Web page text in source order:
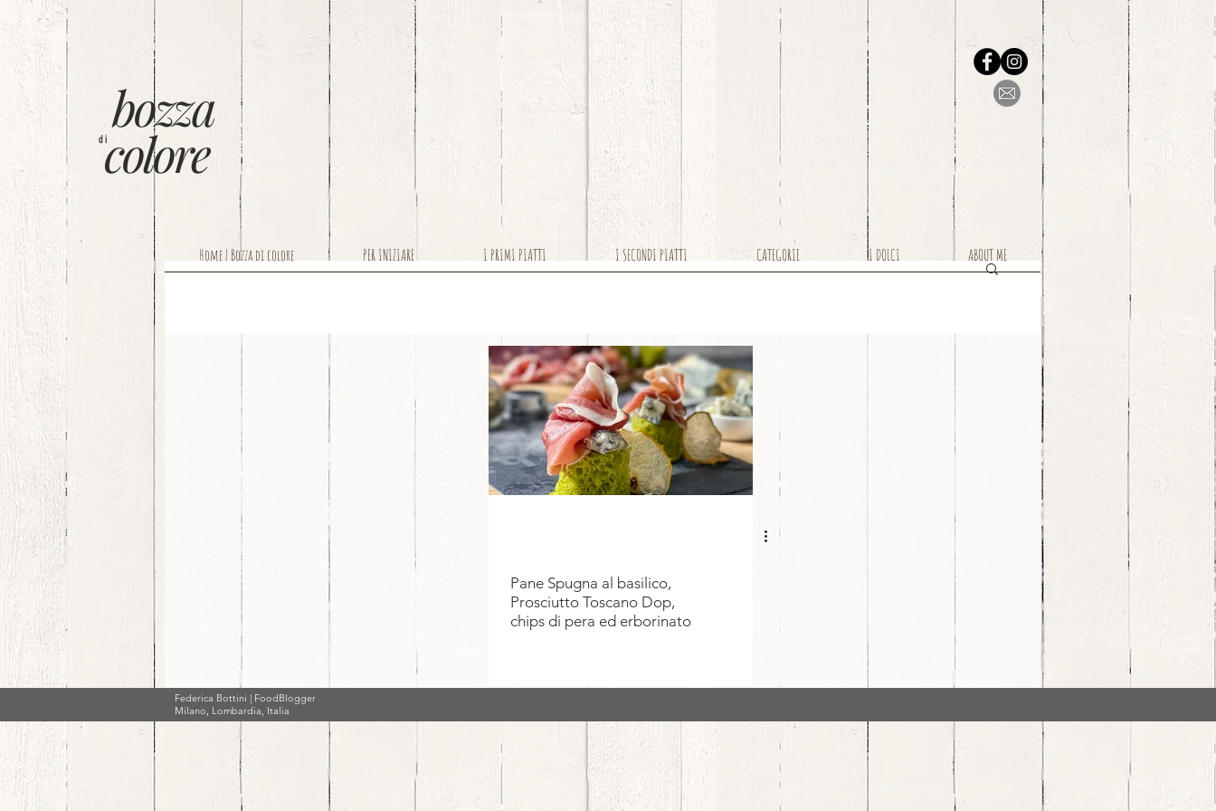
bozza
colore
di
Pane Spugna al basilico,
Prosciutto Toscano Dop,
chips di pera ed erborinato
Home | Bozza di colore PER INIZIARE I PRIMI PIATTI I SECONDI PIATTI CATEGORIE I DOLCI ABOUT ME
Federica Bottini | FoodBlogger
Milano, Lombardia, Italia